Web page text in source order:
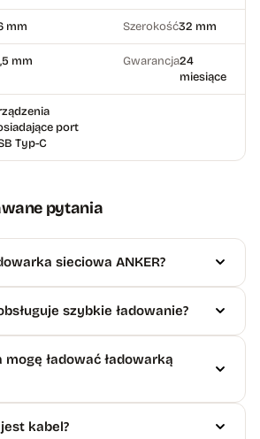
mm Szerokość32 mm
mm Gwarancja24
miesiące
port
Typ-C
pytania
sieciowa ANKER?
szybkie ładowanie?
mogę ładować ładowarką
kabel?